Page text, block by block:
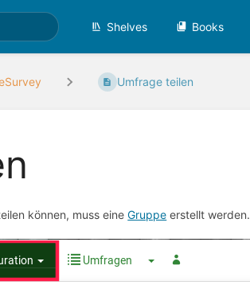
Shelves Books
Umfrage teilen
können, muss eineGruppe erstellt werden.